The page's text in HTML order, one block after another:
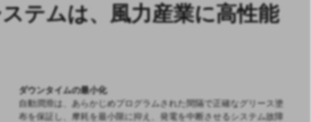
テムは、風力産業に高性能
ダウンタイムの最小化
自動潤滑は、あらかじめプログラムされた間隔で正確なグリース塗
布を保証し、摩耗を最小限に抑え、発電を中断させるシステム故障